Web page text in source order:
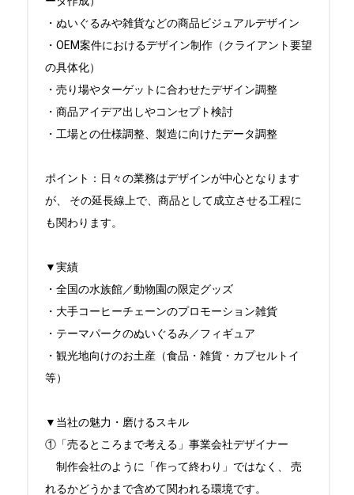
・ぬいぐるみや雑貨などの商品ビジュアルデザイン
・OEM案件におけるデザイン制作（クライアント要望
の具体化）
・売り場やターゲットに合わせたデザイン調整
・商品アイデア出しやコンセプト検討
・工場との仕様調整、製造に向けたデータ調整
ポイント：日々の業務はデザインが中心となります
が、 その延長線上で、商品として成立させる工程に
も関わります。
▼実績
・全国の水族館／動物園の限定グッズ
・大手コーヒーチェーンのプロモーション雑貨
・テーマパークのぬいぐるみ／フィギュア
・観光地向けのお土産（食品・雑貨・カプセルトイ
等）
▼当社の魅力・磨けるスキル
①「売るところまで考える」事業会社デザイナー
制作会社のように「作って終わり」ではなく、 売
れるかどうかまで含めて関われる環境です。